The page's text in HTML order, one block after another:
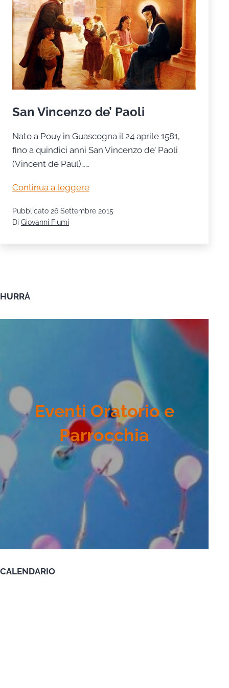
San Vincenzo de’ Paoli
Nato a Pouy in Guascogna il 24 aprile 1581,
fino a quindici anni San Vincenzo de’ Paoli
(Vincent de Paul)……
Continua a leggereSan
de’
Pubblicato 26 Settembre 2015
Di Giovanni Fiumi
HURRÀ
Eventi Oratorio e
Parrocchia
CALENDARIO